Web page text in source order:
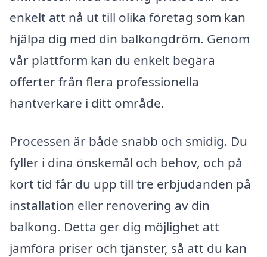
enkelt att nå ut till olika företag som kan
hjälpa dig med din balkongdröm. Genom
vår plattform kan du enkelt begära
offerter från flera professionella
hantverkare i ditt område.
Processen är både snabb och smidig. Du
fyller i dina önskemål och behov, och på
kort tid får du upp till tre erbjudanden på
installation eller renovering av din
balkong. Detta ger dig möjlighet att
jämföra priser och tjänster, så att du kan